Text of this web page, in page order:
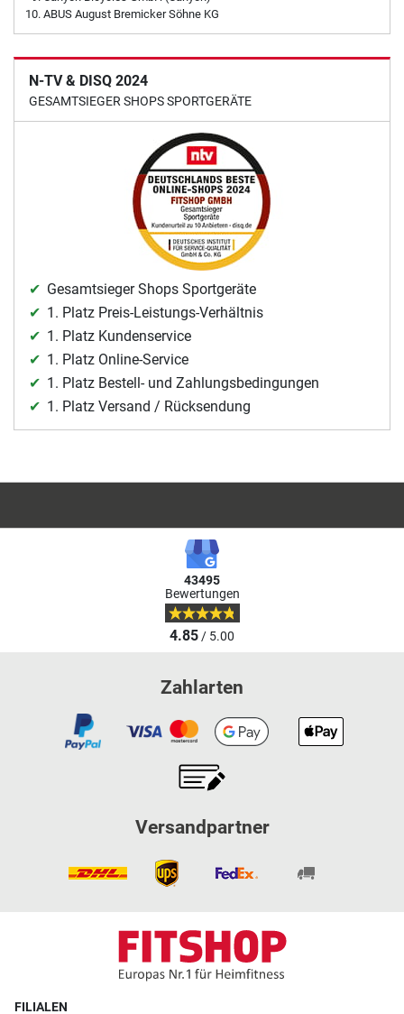
ABUS August Bremicker Söhne KG
N-TV & DISQ 2024
GESAMTSIEGER SHOPS SPORTGERÄTE
Gesamtsieger Shops Sportgeräte
1. Platz Preis-Leistungs-Verhältnis
1. Platz Kundenservice
1. Platz Online-Service
1. Platz Bestell- und Zahlungsbedingungen
1. Platz Versand / Rücksendung
43495
Bewertungen
4.85/ 5.00
Zahlarten
Versandpartner
FILIALEN